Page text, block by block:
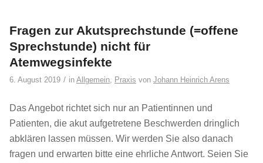
Fragen zur Akutsprechstunde (=offene
Sprechstunde) nicht für
Atemwegsinfekte
6. August 2019 / in Allgemein, Praxis von Johann Heinrich Arens
Das Angebot richtet sich nur an Patientinnen und
Patienten, die akut aufgetretene Beschwerden dringlich
abklären lassen müssen. Wir werden Sie also danach
fragen und erwarten bitte eine ehrliche Antwort. Seien Sie